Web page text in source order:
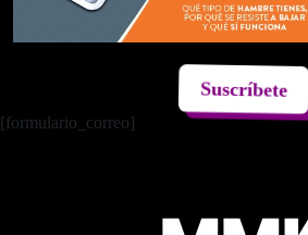
Suscríbete
[formulario_correo]